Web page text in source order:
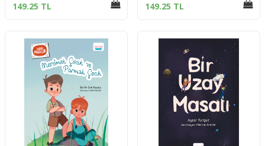
149.25 TL 149.25 TL